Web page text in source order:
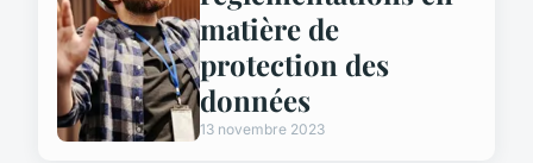
matière de
protection des
données
13 novembre 2023